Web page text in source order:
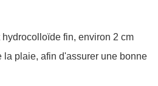
fin, environ 2 cm
la plaie, afin d'assurer une bonne